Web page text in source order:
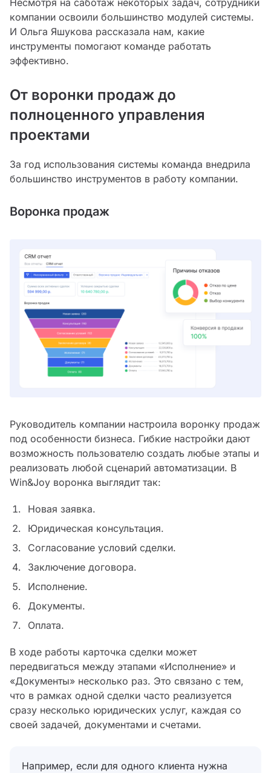
Несмотря на саботаж некоторых задач, сотрудники
компании освоили большинство модулей системы.
И Ольга Яшукова рассказала нам, какие
инструменты помогают команде работать
эффективно.
От воронки продаж до
полноценного управления
проектами
За год использования системы команда внедрила
большинство инструментов в работу компании.
Воронка продаж
Руководитель компании настроила воронку продаж
под особенности бизнеса. Гибкие настройки дают
возможность пользователю создать любые этапы и
реализовать любой сценарий автоматизации. В
Win&Joy воронка выглядит так:
Новая заявка.
Юридическая консультация.
Согласование условий сделки.
Заключение договора.
Исполнение.
Документы.
Оплата.
В ходе работы карточка сделки может
передвигаться между этапами «Исполнение» и
«Документы» несколько раз. Это связано с тем,
что в рамках одной сделки часто реализуется
сразу несколько юридических услуг, каждая со
своей задачей, документами и счетами.
Например, если для одного клиента нужна